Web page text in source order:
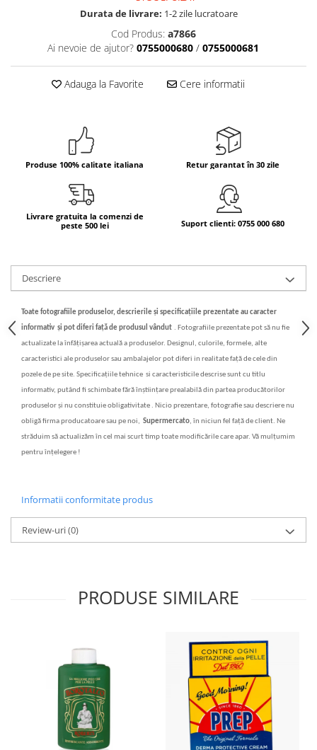
Bauturi aperitive, alcoolice
Apa italiana
Panettone cozonac italian,
Pandoro si Balocco
Produse fara gluten
Produse de panificatie
Produse de patiserie
Durata de livrare: 1-2 zile lucratoare
Cod Produs: a7866
Ai nevoie de ajutor? 0755000680 / 0755000681
Adauga la Favorite Cere informatii
Produse 100% calitate italiana Retur garantat în 30 zile
Livrare gratuita la comenzi de
peste 500 lei
Suport clienti: 0755 000 680
Descriere
Toate fotografiile produselor, descrierileși specificațiileprezentate au caracter
informativ și pot diferi fațăde produsul vândut . Fotografiile prezentate pot sănu fie
actualizate la înfățișarea actual ăa produselor. Designul, culorile, formele, alte
caracteristici ale produselor sau ambalajelor pot diferi in realitate fațăde cele din
pozele de pe site. Specificațiile tehnice si caracteristicile descrise sunt cu titlu
informativ, putând fi schimbate fărăînștiințare prealabil ădin partea producătorilor
produselorși nu constituie obligativitate . Nicio prezentare, fotografie sau descriere nu
obligăfirma producatoare sau pe noi, Supermercato, în niciun fel fațăde client. Ne
străduim să actualizăm în cel mai scurt timp toate modificările care apar. Vă mulțumim
pentru înțelegere !
Informatii conformitate produs
Review-uri(0)
PRODUSE SIMILARE